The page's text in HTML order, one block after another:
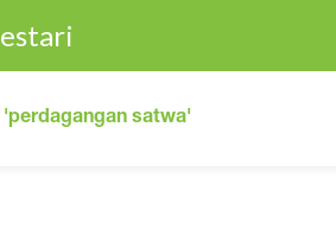
'perdagangan satwa'